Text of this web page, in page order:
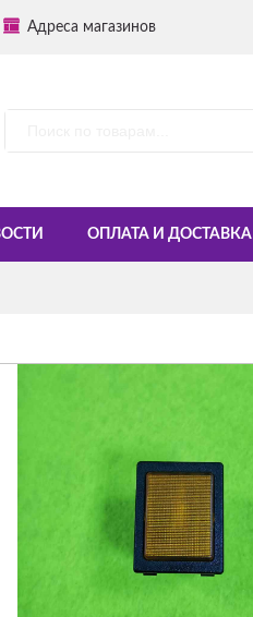
Адреса магазинов
ОПЛАТА И ДОСТАВКА